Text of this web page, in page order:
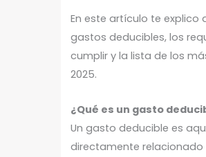
En este artículo te explico
gastos deducibles, los
cumplir y la lista de los
2025.
¿Qué es un gasto
Un gasto deducible es
directamente